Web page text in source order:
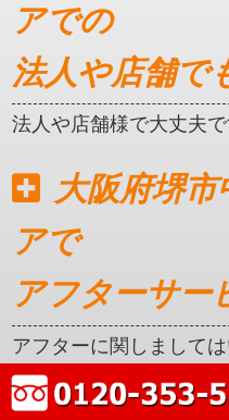
アでの
法人や店舗で
法人や店舗様で大丈夫で
大阪府堺
アで
アフターサー
アフターに関しまして
クレカ対